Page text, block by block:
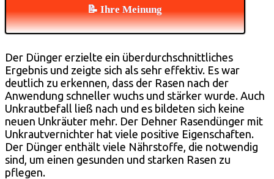
📝 Ihre Meinung
Der Dünger erzielte ein überdurchschnittliches
Ergebnis und zeigte sich als sehr effektiv. Es war
deutlich zu erkennen, dass der Rasen nach der
Anwendung schneller wuchs und stärker wurde. Auch
Unkrautbefall ließ nach und es bildeten sich keine
neuen Unkräuter mehr. Der Dehner Rasendünger mit
Unkrautvernichter hat viele positive Eigenschaften.
Der Dünger enthält viele Nährstoffe, die notwendig
sind, um einen gesunden und starken Rasen zu
pflegen.